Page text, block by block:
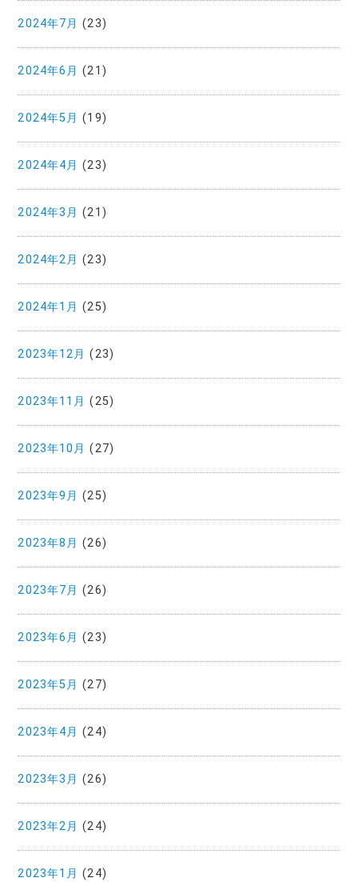
2024年7月 (23)
2024年6月 (21)
2024年5月 (19)
2024年4月 (23)
2024年3月 (21)
2024年2月 (23)
2024年1月 (25)
2023年12月 (23)
2023年11月 (25)
2023年10月 (27)
2023年9月 (25)
2023年8月 (26)
2023年7月 (26)
2023年6月 (23)
2023年5月 (27)
2023年4月 (24)
2023年3月 (26)
2023年2月 (24)
2023年1月 (24)